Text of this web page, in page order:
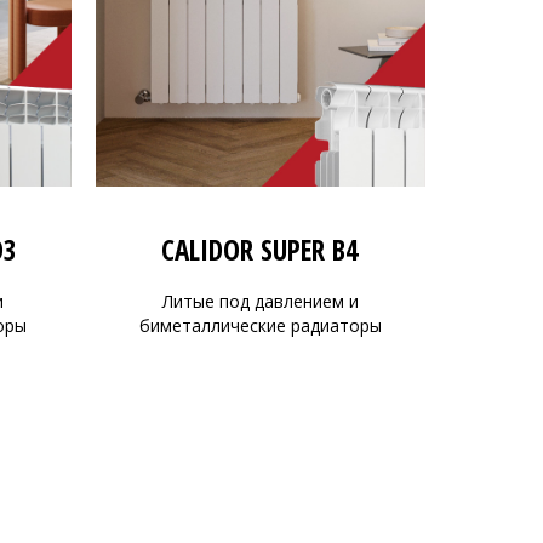
CALIDOR SUPER B4
Литые под давлением и
биметаллические радиаторы